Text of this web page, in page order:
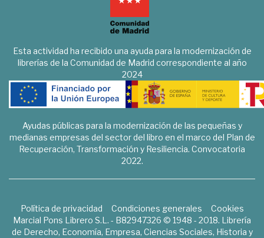
Esta actividad ha recibido una ayuda para la modernización de
librerías de la Comunidad de Madrid correspondiente al año
2024
Ayudas públicas para la modernización de las pequeñas y
medianas empresas del sector del libro en el marco del Plan de
Recuperación, Transformación y Resiliencia. Convocatoria
2022.
Política de privacidad Condiciones generales
Cookies
Marcial Pons Librero S.L. - B82947326 © 1948 - 2018. Librería
de Derecho, Economía, Empresa, Ciencias Sociales, Historia y